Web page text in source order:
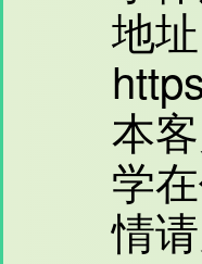
地址
本
学
情